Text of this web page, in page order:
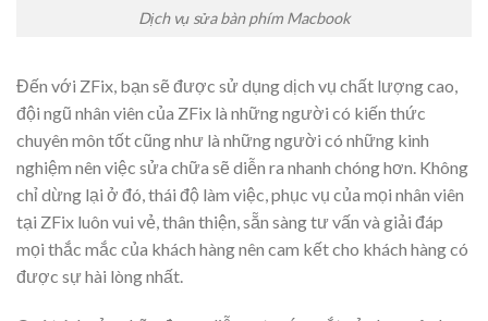
Dịch vụ sửa bàn phím Macbook
Đến với ZFix, bạn sẽ được sử dụng dịch vụ chất lượng cao,
đội ngũ nhân viên của ZFix là những người có kiến thức
chuyên môn tốt cũng như là những người có những kinh
nghiệm nên việc sửa chữa sẽ diễn ra nhanh chóng hơn. Không
chỉ dừng lại ở đó, thái độ làm việc, phục vụ của mọi nhân viên
tại ZFix luôn vui vẻ, thân thiện, sẵn sàng tư vấn và giải đáp
mọi thắc mắc của khách hàng nên cam kết cho khách hàng có
được sự hài lòng nhất.